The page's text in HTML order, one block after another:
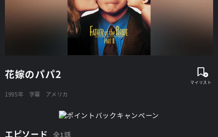
花嫁のパパ2
1995年 字幕 アメリカ
エピソード 全1話